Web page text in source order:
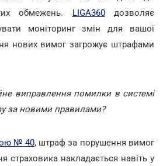
обмежень. LIGA360дозволяє
моніторинг змін для вашої
нових вимог загрожує штрафами
виправлення помилки в системі
за новими правилами?
№ 40, штраф за порушення вимог
страховика накладається навіть у